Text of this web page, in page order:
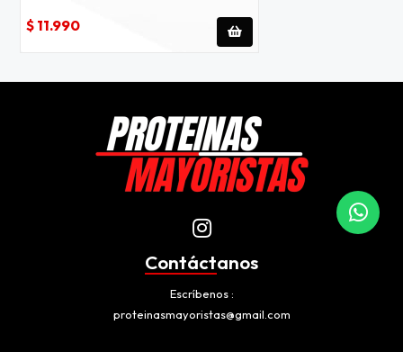
$ 11.990
Contáctanos
Escríbenos
proteinasmayoristas@gmail.com